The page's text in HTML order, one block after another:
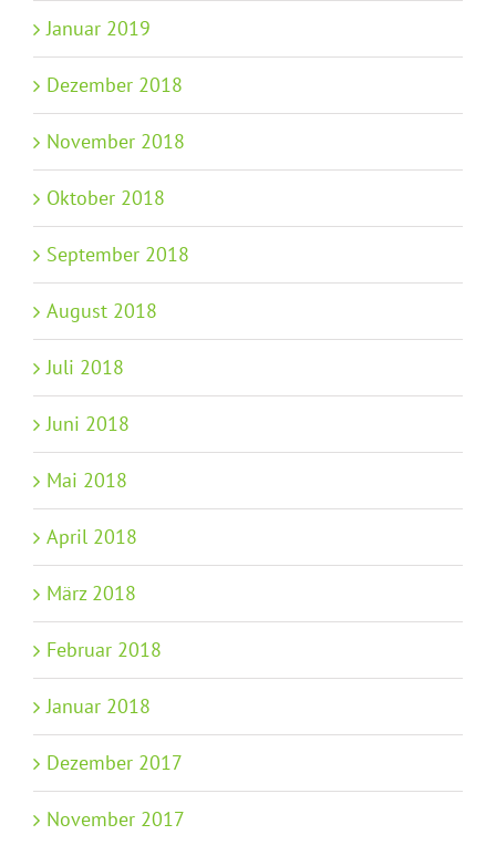
Januar 2019
Dezember 2018
November 2018
Oktober 2018
September 2018
August 2018
Juli 2018
Juni 2018
Mai 2018
April 2018
März 2018
Februar 2018
Januar 2018
Dezember 2017
November 2017